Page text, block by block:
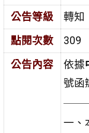
公告等級
轉知
點閱次數
309
公告內容
依據
號函
一、